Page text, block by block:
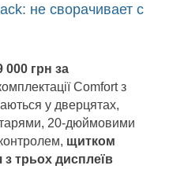
не сворачивает с
000 грн за
Comfort з
у дверцятах,
20-дюймовими
щитком
з трьох дисплеїв